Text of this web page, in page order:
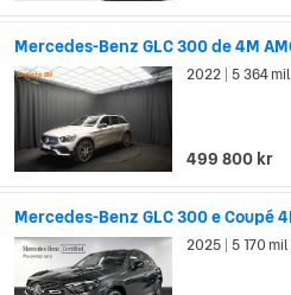
2022 5 364 mil
499 800 kr
2025 5 170 mil